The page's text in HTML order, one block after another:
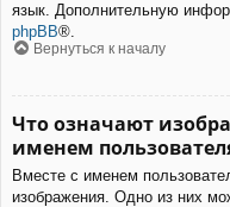
язык. Дополнительную
phpBB®.
Вернуться к началу
Что означают
именем
Вместе с именем
изображения. Одно из них